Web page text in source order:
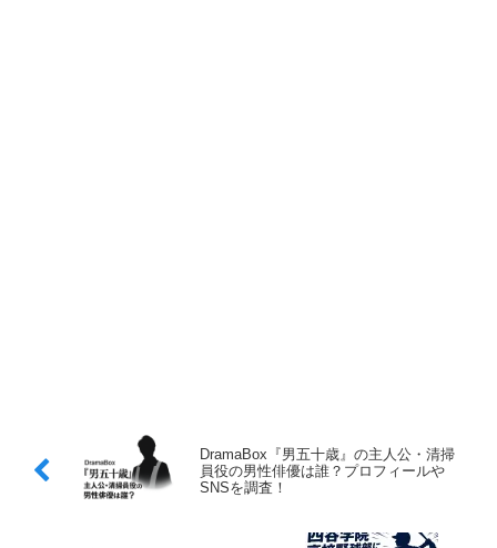
DramaBox『男五十歳』の主人公・清掃
員役の男性俳優は誰？プロフィールや
SNSを調査！